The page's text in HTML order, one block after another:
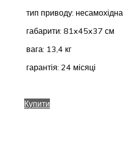
тип приводу: несамохідна
габарити: 81x45x37 см
вага: 13,4 кг
гарантія: 24 місяці
Купити